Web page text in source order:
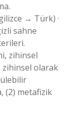
→ Türk) ·
sahne
zihinsel
olarak
(2) metafizik